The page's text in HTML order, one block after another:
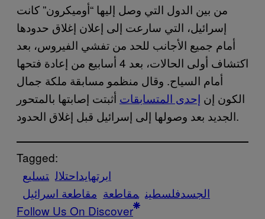
من بين الدول التي وصل إليها “أوميكرون” كانت
إسرائيل، التي سارعت إلى إعلان إغلاق حدودها
أمام جميع الأجانب للحد من تفشي الفيروس، بعد
اكتشاف أولى الحالات، بعد 4 أسابيع من إعادة فتحها
أمام السياح. وقال منظمو مسابقة ملكة جمال
الكون إن إحدى المتسابقات أثبتت إصابتها بالمتحور
الجديد بعد وصولها إلى إسرائيل قبل إغلاق الحدود.
Tagged:
ابرتهايداحتلال تسليع
الجسدفلسطين مقاطعة مقاطعة اسرائيل
Follow Us On Discover